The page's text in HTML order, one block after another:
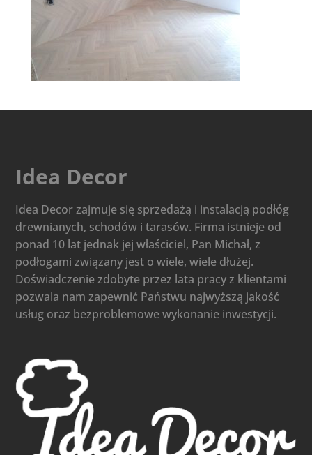
Idea Decor
Idea Decor zajmuje się sprzedażą i instalacją podłóg
drewnianych, schodów i tarasów. Firma istnieje od
ponad 10 lat jednak jej właściciel, Pan Michał, z
podłogami związany jest o wiele, wiele dłużej.
Doświadczenie zdobyte przez lata pracy z klientami
pozwala nam zapewnić Państwu najwyższą jakość
usług oraz bezproblemowe wykonanie inwestycji.